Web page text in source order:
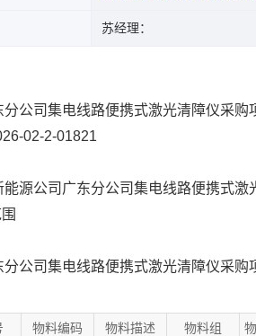
苏经理：
公司集电线路便携式激光清障仪采购
02-2-01821
源公司广东分公司集电线路便携式
公司集电线路便携式激光清障仪采购
物料编码 物料描述 物料组